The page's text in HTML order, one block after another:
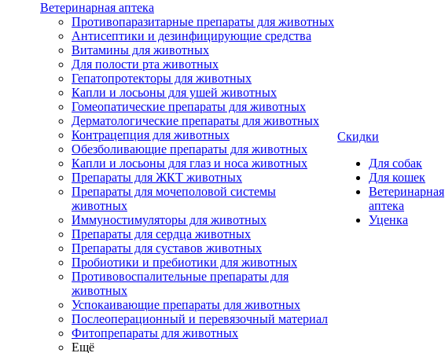
Ветеринарная аптека
Противопаразитарные препараты для животных
Антисептики и дезинфицирующие средства
Витамины для животных
Для полости рта животных
Гепатопротекторы для животных
Капли и лосьоны для ушей животных
Гомеопатические препараты для животных
Дерматологические препараты для животных
Контрацепция для животных
Обезболивающие препараты для животных
Капли и лосьоны для глаз и носа животных
Препараты для ЖКТ животных
Препараты для мочеполовой системы
животных
Иммуностимуляторы для животных
Препараты для сердца животных
Препараты для суставов животных
Пробиотики и пребиотики для животных
Противовоспалительные препараты для
животных
Успокаивающие препараты для животных
Послеоперационный и перевязочный материал
Фитопрепараты для животных
Ещё
Скидки
Для собак
Для кошек
Ветеринарная
аптека
Уценка